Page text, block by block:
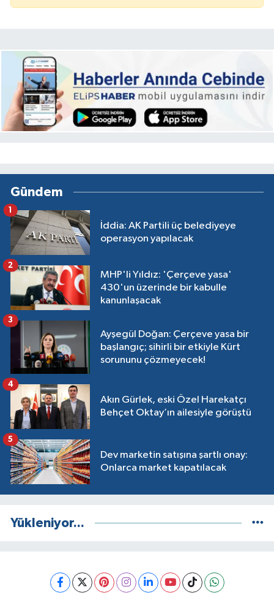
Gündem
İddia: AK Partili üç belediyeye
operasyon yapılacak
1
MHP'li Yıldız: 'Çerçeve yasa'
430'un üzerinde bir kabulle
kanunlaşacak
2
Ayşegül Doğan: Çerçeve yasa bir
başlangıç; sihirli bir etkiyle Kürt
sorununu çözmeyecek!
3
Akın Gürlek, eski Özel Harekatçı
Behçet Oktay’ın ailesiyle görüştü
4
Dev marketin satışına şartlı onay:
Onlarca market kapatılacak
5
Yükleniyor...